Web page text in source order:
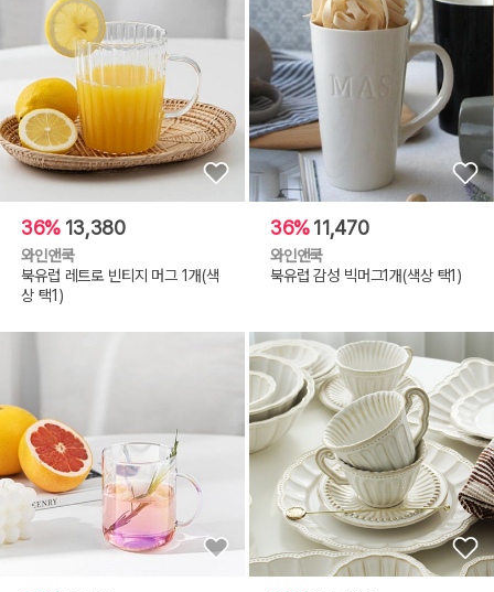
36% 13,380
와인앤쿡
북유럽 레트로 빈티지 머그 1개(색
상 택1)
36%11,470
와인앤쿡
북유럽 감성 빅머그1개(색상 택1)